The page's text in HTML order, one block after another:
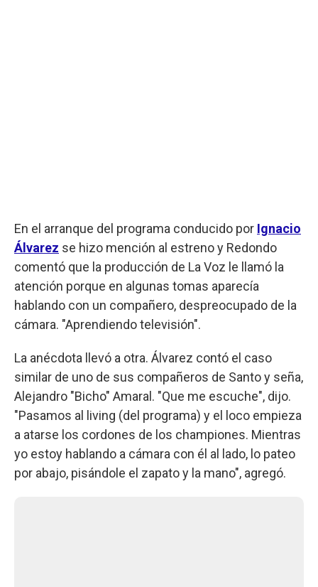
En el arranque del programa conducido por Ignacio
Álvarez se hizo mención al estreno y Redondo
comentó que la producción de La Voz le llamó la
atención porque en algunas tomas aparecía
hablando con un compañero, despreocupado de la
cámara. "Aprendiendo televisión".
La anécdota llevó a otra. Álvarez contó el caso
similar de uno de sus compañeros de Santo y seña,
Alejandro "Bicho" Amaral. "Que me escuche", dijo.
"Pasamos al living (del programa) y el loco empieza
a atarse los cordones de los championes. Mientras
yo estoy hablando a cámara con él al lado, lo pateo
por abajo, pisándole el zapato y la mano", agregó.